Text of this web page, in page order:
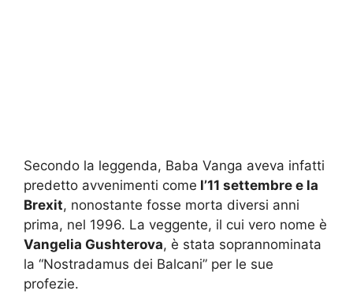
Secondo la leggenda, Baba Vanga aveva infatti
predetto avvenimenti come l’11 settembre e la
Brexit, nonostante fosse morta diversi anni
prima, nel 1996. La veggente, il cui vero nome è
Vangelia Gushterova, è stata soprannominata
la “Nostradamus dei Balcani” per le sue
profezie.